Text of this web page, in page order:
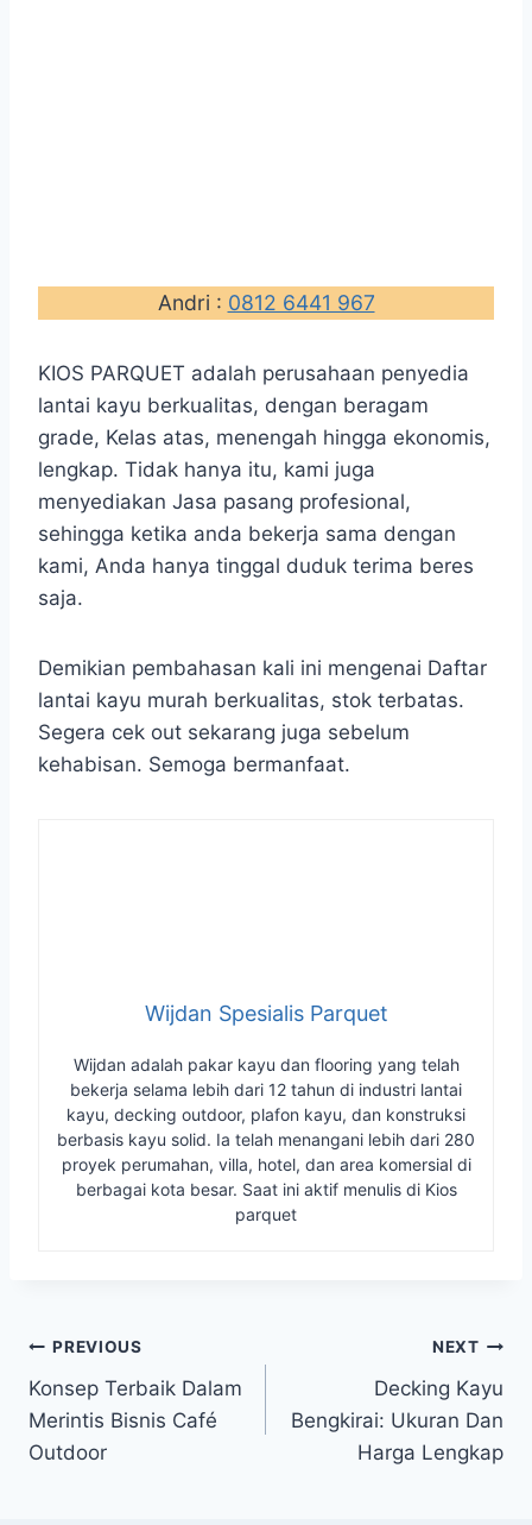
Andri : 0812 6441 967
KIOS PARQUET adalah perusahaan penyedia
lantai kayu berkualitas, dengan beragam
grade, Kelas atas, menengah hingga ekonomis,
lengkap. Tidak hanya itu, kami juga
menyediakan Jasa pasang profesional,
sehingga ketika anda bekerja sama dengan
kami, Anda hanya tinggal duduk terima beres
saja.
Demikian pembahasan kali ini mengenai Daftar
lantai kayu murah berkualitas, stok terbatas.
Segera cek out sekarang juga sebelum
kehabisan. Semoga bermanfaat.
Wijdan Spesialis Parquet
Wijdan adalah pakar kayu dan flooring yang telah
bekerja selama lebih dari 12 tahun di industri lantai
kayu, decking outdoor, plafon kayu, dan konstruksi
berbasis kayu solid. Ia telah menangani lebih dari 280
proyek perumahan, villa, hotel, dan area komersial di
berbagai kota besar. Saat ini aktif menulis di Kios
parquet
Navigasi
pos
PREVIOUS
Konsep Terbaik Dalam
Merintis Bisnis Café
Outdoor
NEXT
Decking Kayu
Bengkirai: Ukuran Dan
Harga Lengkap